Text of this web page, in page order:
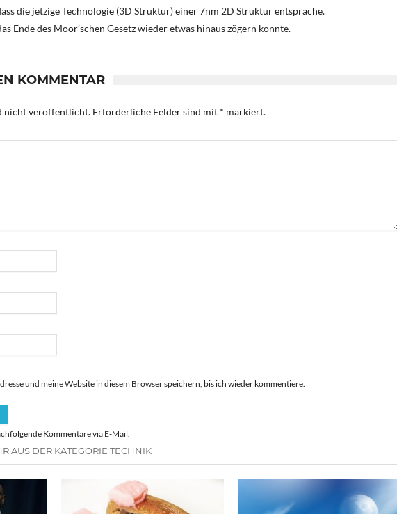
die jetzige Technologie (3D Struktur) einer 7nm 2D Struktur entspräche.
Ende des Moor’schen Gesetz wieder etwas hinaus zögern konnte.
KOMMENTAR
nicht veröffentlicht. Erforderliche Felder sind mit * markiert.
und meine Website in diesem Browser speichern, bis ich wieder kommentiere.
Kommentare via E-Mail.
AUS DER KATEGORIE TECHNIK